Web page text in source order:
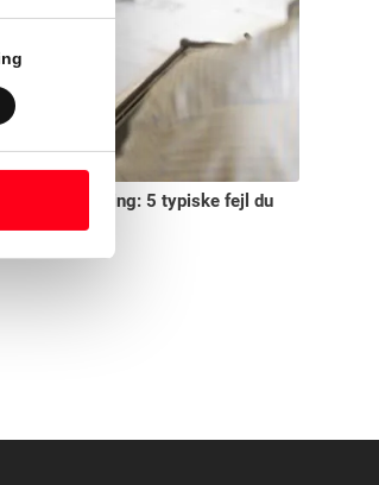
ved renovering: 5 typiske fejl du